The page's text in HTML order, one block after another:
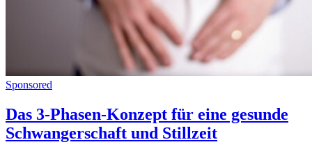
Sponsored
Das 3-Phasen-Konzept für eine gesunde
Schwangerschaft und Stillzeit